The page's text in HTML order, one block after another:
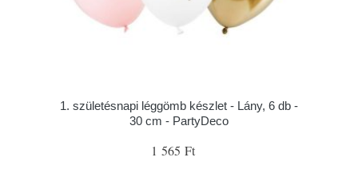
1. születésnapi léggömb készlet - Lány, 6 db -
30 cm - PartyDeco
1 565 Ft